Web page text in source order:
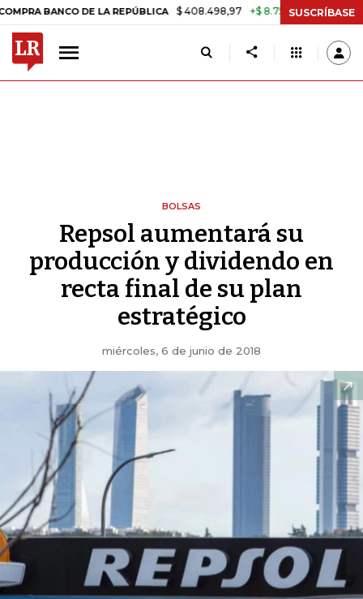
BANCO DE LA REPÚBLICA $ 408.498,97 +$ 8.753,81 +2,19% TASA
SUSCRÍBASE
BOLSAS
Repsol aumentará su
producción y dividendo en
recta final de su plan
estratégico
miércoles, 6 de junio de 2018